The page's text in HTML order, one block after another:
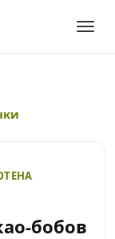
бобов